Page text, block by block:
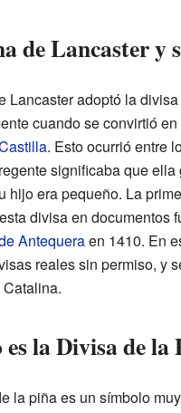
de Lancaster y
Lancaster adoptó la
cuando se convirtió
. Esto ocurrió entre
significaba que
hijo era pequeño. La
divisa en documentos
Antequeraen 1410. En
reales sin permiso, y
es la Divisa de la
la piña es un símbolo